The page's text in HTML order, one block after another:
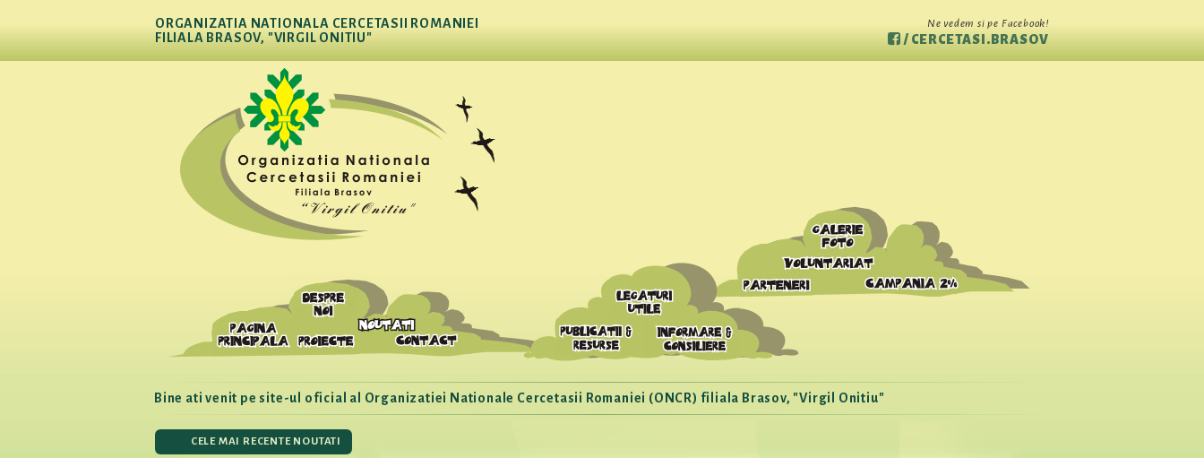
ORGANIZATIA NATIONALA CERCETASII ROMANIEI
FILIALA BRASOV, "VIRGIL ONITIU"
Ne vedem si pe Facebook!
/ CERCETASI.BRASOV
Bine ati venit pe site-ul oficial al Organizatiei Nationale Cercetasii Romaniei (ONCR) filiala Brasov, "Virgil Onitiu"
CELE MAI RECENTE NOUTATI